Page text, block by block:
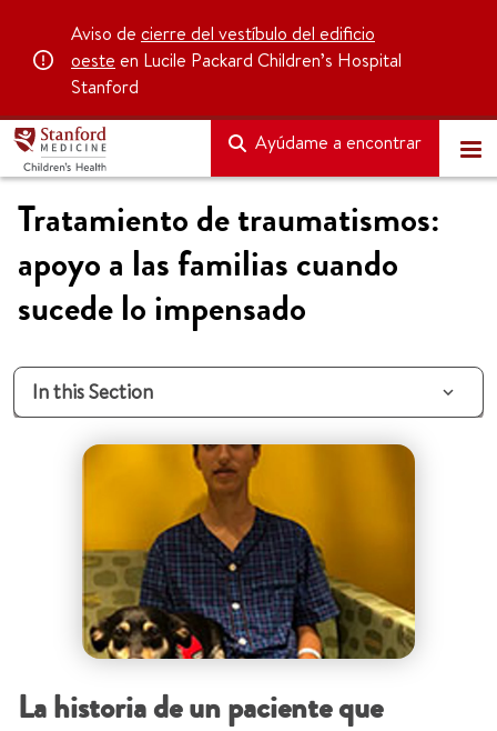
Aviso de cierre del vestíbulo del edificio
oeste en Lucile Packard Children’s Hospital
Stanford
Ayúdame a encontrar
Tratamiento de traumatismos:
apoyo a las familias cuando
sucede lo impensado
In this Section
La historia de un paciente que